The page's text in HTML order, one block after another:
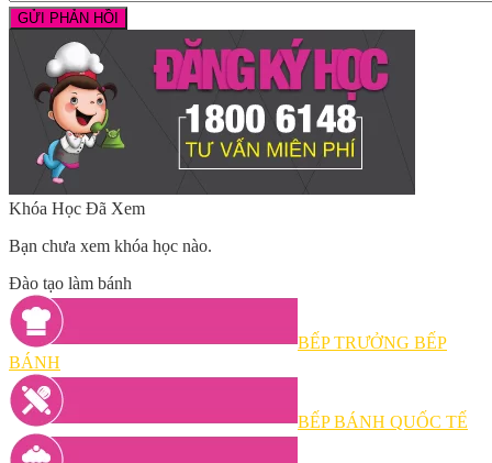
Khóa Học Đã Xem
Bạn chưa xem khóa học nào.
Đào tạo làm bánh
BẾP TRƯỞNG BẾP
BÁNH
BẾP BÁNH QUỐC TẾ